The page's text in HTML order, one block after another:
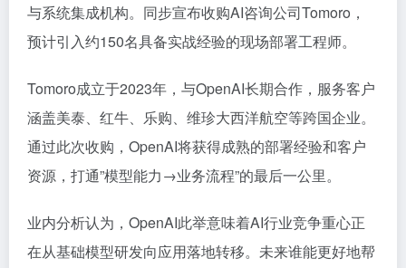
与系统集成机构。同步宣布收购AI咨询公司Tomoro，
预计引入约150名具备实战经验的现场部署工程师。
Tomoro成立于2023年，与OpenAI长期合作，服务客户
涵盖美泰、红牛、乐购、维珍大西洋航空等跨国企业。
通过此次收购，OpenAI将获得成熟的部署经验和客户
资源，打通”模型能力→业务流程”的最后一公里。
业内分析认为，OpenAI此举意味着AI行业竞争重心正
在从基础模型研发向应用落地转移。未来谁能更好地帮